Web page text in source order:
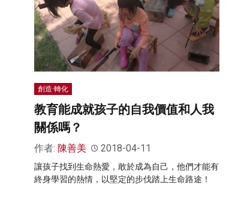
創造·轉化
教育能成就孩子的自我價值和人我
關係嗎？
作者: 陳善美 2018-04-11
讓孩子找到生命熱愛，敢於成為自己，他們才能有
終身學習的熱情，以堅定的步伐踏上生命路途！